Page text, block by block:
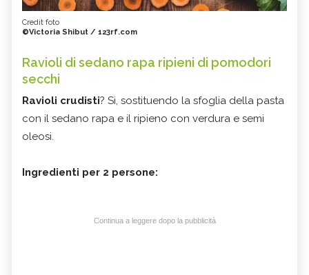
Credit foto
©Victoria Shibut / 123rf.com
Ravioli di sedano rapa ripieni di pomodori
secchi
Ravioli crudisti? Si, sostituendo la sfoglia della pasta
con il sedano rapa e il ripieno con verdura e semi
oleosi.
Ingredienti per 2 persone:
Continua a leggere dopo la pubblicità